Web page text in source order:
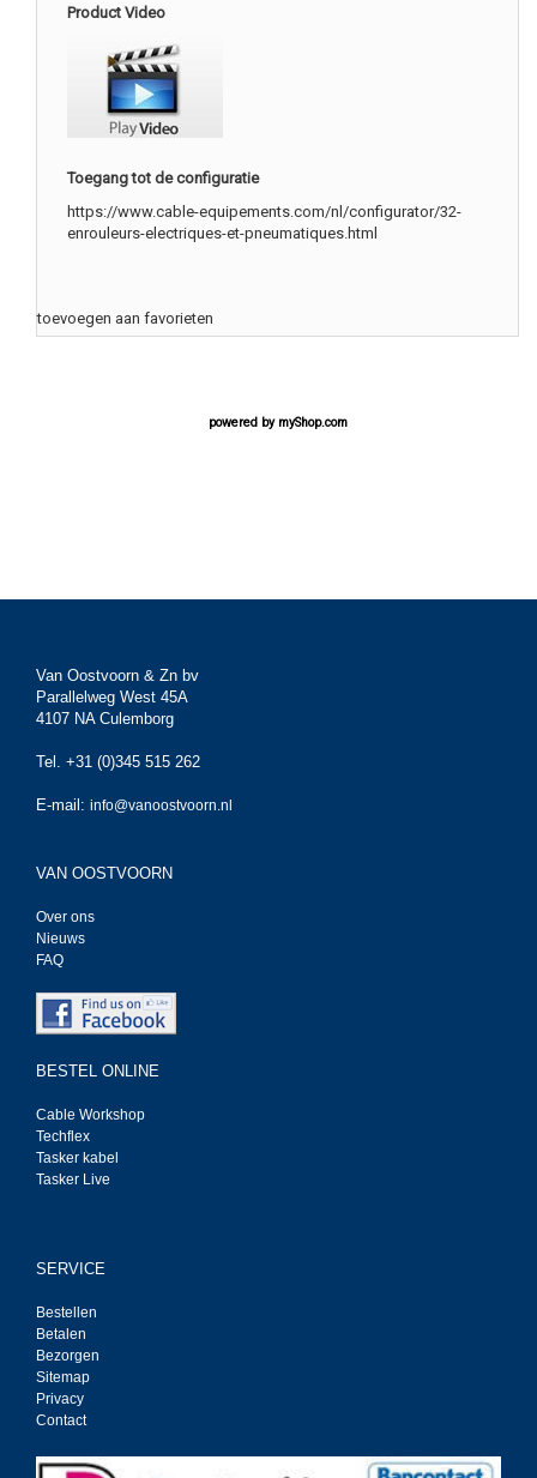
Product Video
Toegang tot de configuratie
https://www.cable-equipements.com/nl/configurator/32-
enrouleurs-electriques-et-pneumatiques.html
toevoegen aan favorieten
powered by myShop.com
Van Oostvoorn & Zn bv
Parallelweg West 45A
4107 NA Culemborg
Tel. +31 (0)345 515 262
E-mail: info@vanoostvoorn.nl
VAN OOSTVOORN
Over ons
Nieuws
FAQ
BESTEL ONLINE
Cable Workshop
Techflex
Tasker kabel
Tasker Live
SERVICE
Bestellen
Betalen
Bezorgen
Sitemap
Privacy
Contact